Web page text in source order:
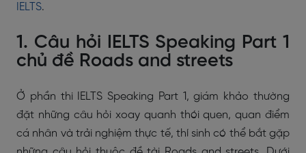
IELTS.
1. Câu hỏi IELTS Speaking Part 1
chủ đề Roads and streets
Ở phần thi IELTS Speaking Part 1, giám khảo thường
đặt những câu hỏi xoay quanh thói quen, quan điểm
cá nhân và trải nghiệm thực tế, thí sinh có thể bắt gặp